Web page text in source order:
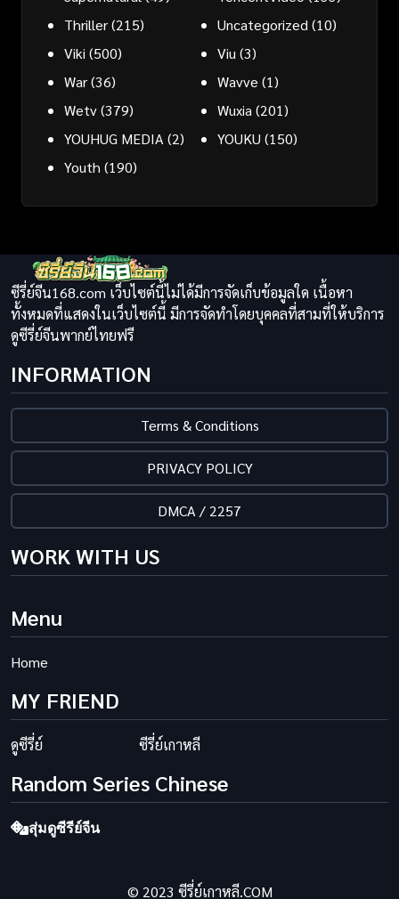
Thriller(215) Uncategorized (10)
Viki (500) Viu (3)
War(36) Wavve (1)
Wetv(379) Wuxia (201)
YOUHUG MEDIA (2) YOUKU (150)
Youth (190)
ซีรี่ย์จีน168.com เว็บไซต์นี้ไม่ได้มีการจัดเก็บข้อมูลใด เนื้อหา
ทั้งหมดที่แสดงในเว็บไซต์นี้ มีการจัดทำโดยบุคคลที่สามที่ให้บริการ
ดูซีรี่ย์จีนพากย์ไทยฟรี
INFORMATION
Terms & Conditions
PRIVACY POLICY
DMCA / 2257
WORK WITH US
Menu
Home
MY FRIEND
ดูซีรี่ย์ ซีรี่ย์เกาหลี
Random Series Chinese
สุ่มดูซีรีย์จีน
© 2023 ซีรี่ย์เกาหลี.COM